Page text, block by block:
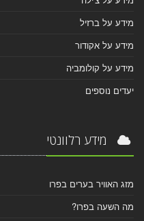
מידע על ברזיל
מידע על אקודור
מידע על קולומביה
יעדים נוספים
מידע רלוונטי
מזג האוויר בערים בפרו
מה השעה בפרו?